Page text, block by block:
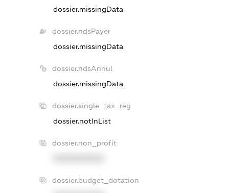
dossier.missingData
dossier.ndsPayer
dossier.missingData
dossier.ndsAnnul
dossier.missingData
dossier.single_tax_reg
dossier.notInList
dossier.non_profit
dossier.budget_dotation